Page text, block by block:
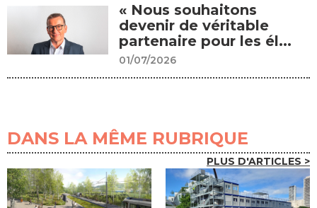
« Nous souhaitons
devenir de véritable
partenaire pour les él...
01/07/2026
DANS LA MÊME RUBRIQUE
PLUS D'ARTICLES >